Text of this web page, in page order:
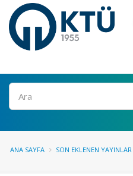
Ara
ANA SAYFA SON EKLENEN YAYINLAR